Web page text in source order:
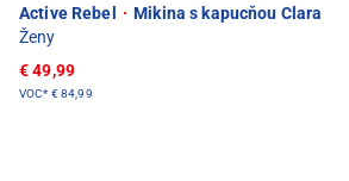
Active Rebel · Mikina s kapucňou Clara
Ženy
€ 49,99
VOC* € 84,99